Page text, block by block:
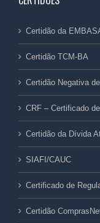
Certidão da
Certidão TCM-BA
Certidão Negativa
CRF – Certificado
Certidão da Dívida
SIAFI/CAUC
Certificado de
Certidão